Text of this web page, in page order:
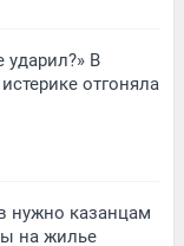
В
отгоняла
нужно казанцам
на жилье